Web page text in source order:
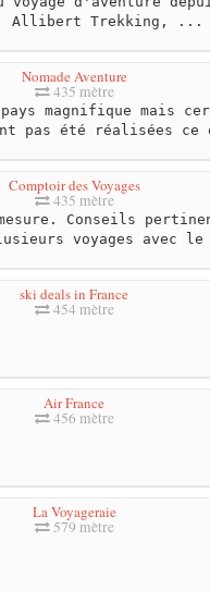
Allibert Trekking, ...
Nomade Aventure
435 mètre
magnifique mais
pas été réalisées
Comptoir des Voyages
435 mètre
Conseils
voyages avec le
ski deals in France
454 mètre
Air France
456 mètre
La Voyageraie
579 mètre